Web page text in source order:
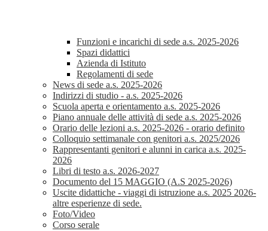
Funzioni e incarichi di sede a.s. 2025-2026
Spazi didattici
Azienda di Istituto
Regolamenti di sede
News di sede a.s. 2025-2026
Indirizzi di studio - a.s. 2025-2026
Scuola aperta e orientamento a.s. 2025-2026
Piano annuale delle attività di sede a.s. 2025-2026
Orario delle lezioni a.s. 2025-2026 - orario definito
Colloquio settimanale con genitori a.s. 2025/2026
Rappresentanti genitori e alunni in carica a.s. 2025-
2026
Libri di testo a.s. 2026-2027
Documento del 15 MAGGIO (A.S 2025-2026)
Uscite didattiche - viaggi di istruzione a.s. 2025 2026-
altre esperienze di sede.
Foto/Video
Corso serale